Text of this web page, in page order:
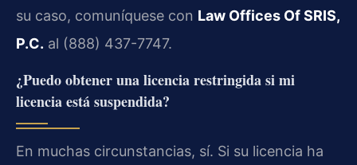
su caso, comuníquese con Law Offices Of SRIS,
P.C. al (888) 437-7747.
¿Puedo obtener una licencia restringida si mi
licencia está suspendida?
En muchas circunstancias, sí. Si su licencia ha